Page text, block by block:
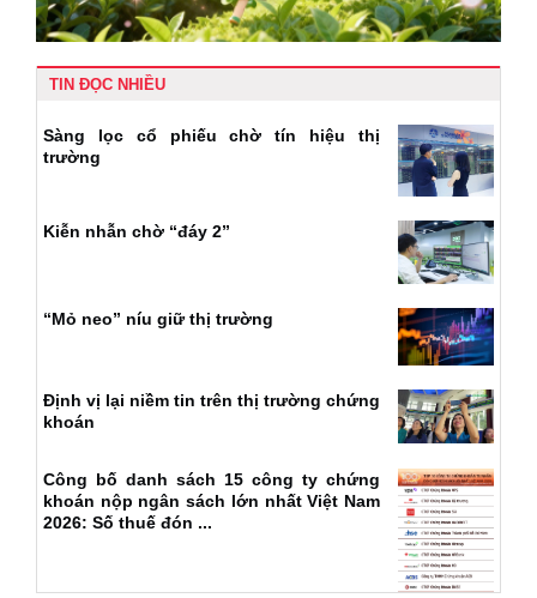
TIN ĐỌC NHIỀU
Sàng lọc cổ phiếu chờ tín hiệu thị
trường
Kiễn nhẫn chờ “đáy 2”
“Mỏ neo” níu giữ thị trường
Định vị lại niềm tin trên thị trường chứng
khoán
Công bố danh sách 15 công ty chứng
khoán nộp ngân sách lớn nhất Việt Nam
2026: Số thuế đón ...